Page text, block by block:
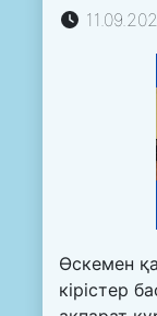
Өскемен
кірістер